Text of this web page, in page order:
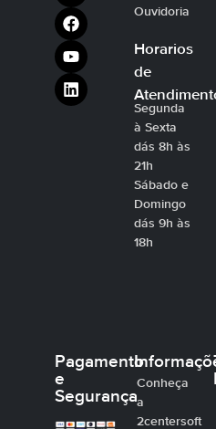
Ouvidoria
Horarios
de
Segunda
à Sexta
dás 8h às
21h
Sábado e
Domingo
dás 9h às
18h
Pagamento
e
Segurança
Conheça
a
2centersoft